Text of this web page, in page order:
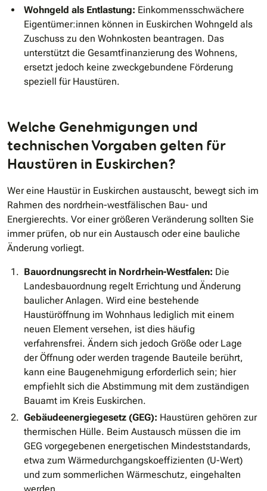
Wohngeld als Entlastung: Einkommensschwächere
Eigentümer:innen können in Euskirchen Wohngeld als
Zuschuss zu den Wohnkosten beantragen. Das
unterstützt die Gesamtfinanzierung des Wohnens,
ersetzt jedoch keine zweckgebundene Förderung
speziell für Haustüren.
Welche Genehmigungen und
technischen Vorgaben gelten für
Haustüren in Euskirchen?
Wer eine Haustür in Euskirchen austauscht, bewegt sich im
Rahmen des nordrhein-westfälischen Bau- und
Energierechts. Vor einer größeren Veränderung sollten Sie
immer prüfen, ob nur ein Austausch oder eine bauliche
Änderung vorliegt.
Bauordnungsrecht in Nordrhein-Westfalen: Die
Landesbauordnung regelt Errichtung und Änderung
baulicher Anlagen. Wird eine bestehende
Haustüröffnung im Wohnhaus lediglich mit einem
neuen Element versehen, ist dies häufig
verfahrensfrei. Ändern sich jedoch Größe oder Lage
der Öffnung oder werden tragende Bauteile berührt,
kann eine Baugenehmigung erforderlich sein; hier
empfiehlt sich die Abstimmung mit dem zuständigen
Bauamt im Kreis Euskirchen.
Gebäudeenergiegesetz (GEG): Haustüren gehören zur
thermischen Hülle. Beim Austausch müssen die im
GEG vorgegebenen energetischen Mindeststandards,
etwa zum Wärmedurchgangskoeffizienten (U-Wert)
und zum sommerlichen Wärmeschutz, eingehalten